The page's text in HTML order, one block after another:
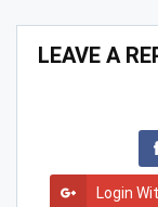
LEAVE A
Login